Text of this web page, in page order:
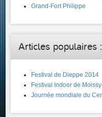
Grand-Fort Philippe
Articles populaires :
Festival de Dieppe 2014
Festival Indoor de
Journée mondiale du